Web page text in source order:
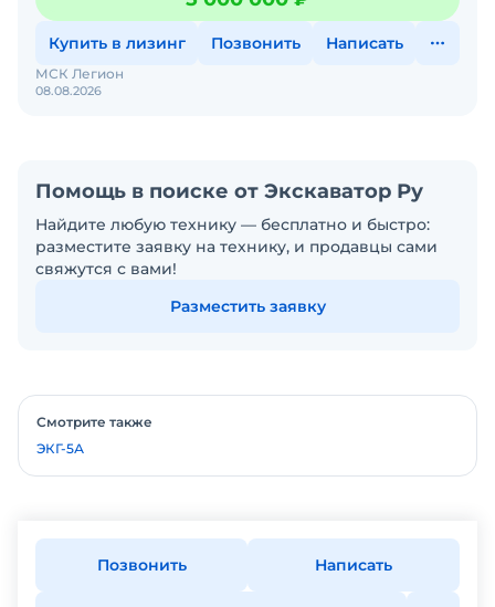
Купить в лизинг Позвонить Написать
08.08.2026
МСК Легион
Помощь в поиске от Экскаватор Ру
Найдите любую технику — бесплатно и быстро:
разместите заявку на технику, и продавцы сами
свяжутся с вами!
Разместить заявку
Смотрите также
ЭКГ-5А
Позвонить Написать